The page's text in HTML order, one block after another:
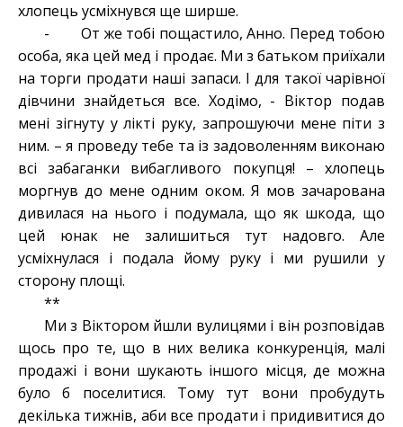
хлопець усміхнувся ще ширше.
- От же тобі пощастило, Анно. Перед тобою
особа, яка цей мед і продає. Ми з батьком приїхали
на торги продати наші запаси. І для такої чарівної
дівчини знайдеться все. Ходімо, - Віктор подав
мені зігнуту у лікті руку, запрошуючи мене піти з
ним. – я проведу тебе та із задоволенням виконаю
всі забаганки вибагливого покупця! – хлопець
моргнув до мене одним оком. Я мов зачарована
дивилася на нього і подумала, що як шкода, що
цей юнак не залишиться тут надовго. Але
усміхнулася і подала йому руку і ми рушили у
сторону площі.
**
Ми з Віктором йшли вулицями і він розповідав
щось про те, що в них велика конкуренція, малі
продажі і вони шукають іншого місця, де можна
було б поселитися. Тому тут вони пробудуть
декілька тижнів, аби все продати і придивитися до